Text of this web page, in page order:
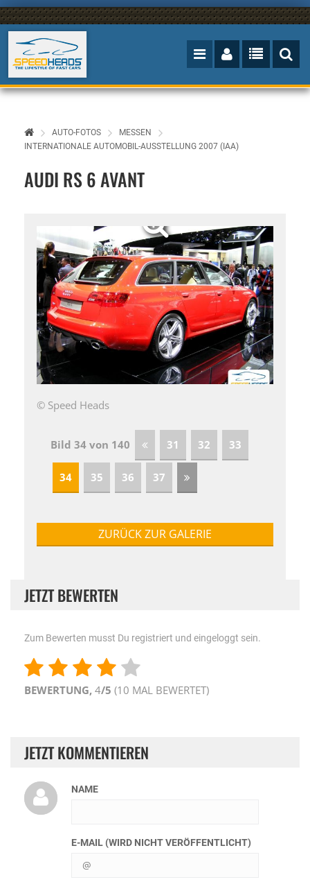
AUTO-FOTOS
MESSEN
INTERNATIONALE AUTOMOBIL-AUSSTELLUNG 2007 (IAA)
AUDI RS 6 AVANT
© Speed Heads
Bild 34 von 140 31 32 33
34 35 36 37
ZURÜCK ZUR GALERIE
JETZT BEWERTEN
Zum Bewerten musst Du registriert und eingeloggt sein.
BEWERTUNG, 4/5 (10 MAL BEWERTET)
JETZT KOMMENTIEREN
NAME
E-MAIL (WIRD NICHT VERÖFFENTLICHT)